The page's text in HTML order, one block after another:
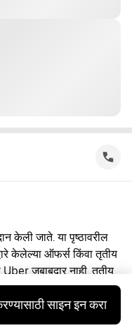
केली जाते. या पृष्ठावरील
केलेल्या ऑफर्स किंवा तृतीय
Uber जबाबदार नाही. तृतीय
करता, ज्यासाठी Uber हा
संपर्क साधा.साइन इन करा